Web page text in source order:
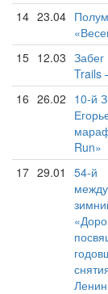
14 23.04
15 12.03
Trails
16 26.02 10-й
Run»
17 29.01
54-й